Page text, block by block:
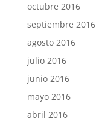
octubre 2016
septiembre 2016
agosto 2016
julio 2016
junio 2016
mayo 2016
abril 2016